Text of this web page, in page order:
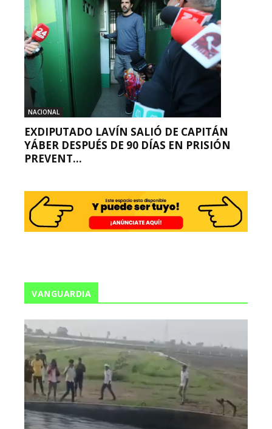
NACIONAL
EXDIPUTADO LAVÍN SALIÓ DE CAPITÁN
YÁBER DESPUÉS DE 90 DÍAS EN PRISIÓN
PREVENT...
VANGUARDIA